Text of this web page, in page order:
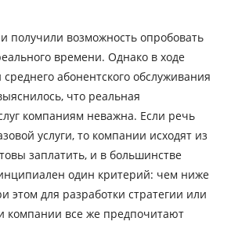
получили возможность опробовать
времени. Однако в ходе
абонентского обслуживания
что реальная
компаниям неважна. Если речь
услуги, то компании исходят из
заплатить, и в большинстве
один критерий: чем ниже
этом для разработки стратегии или
компании все же предпочитают